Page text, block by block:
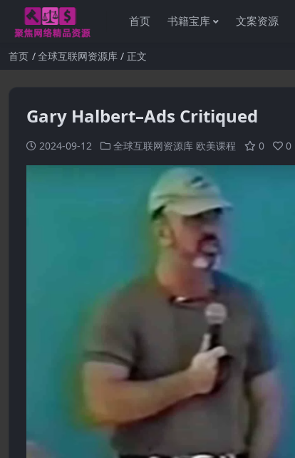
首页 书籍宝库 文案资源
首页 全球互联网资源库 正文
Gary Halbert–Ads Critiqued
2024-09-12 全球互联网资源库 欧美课程 0 0